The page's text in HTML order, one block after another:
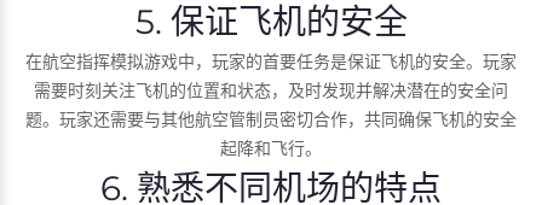
5. 保证飞机的安全
在航空指挥模拟游戏中，玩家的首要任务是保证飞机的安全。玩家
需要时刻关注飞机的位置和状态，及时发现并解决潜在的安全问
题。玩家还需要与其他航空管制员密切合作，共同确保飞机的安全
起降和飞行。
6. 熟悉不同机场的特点